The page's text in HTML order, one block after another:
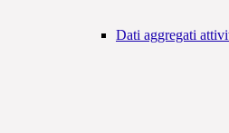
Dati aggregati